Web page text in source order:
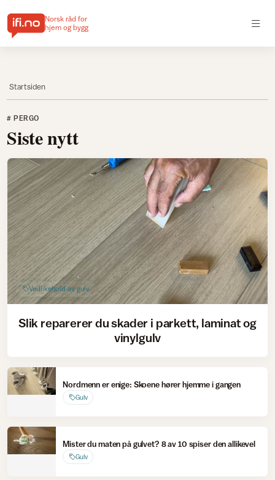
Norsk råd for
hjem og bygg
Startsiden
# PERGO
Siste nytt
Vedlikehold av gulv
Slik reparerer du skader i parkett, laminat og
vinylgulv
Nordmenn er enige: Skoene hører hjemme i gangen
Gulv
Mister du maten på gulvet? 8 av 10 spiser den allikevel
Gulv